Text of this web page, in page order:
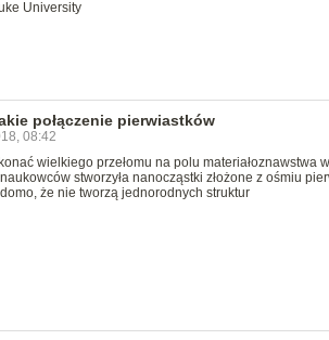
University
połączenie pierwiastków
08:42
wielkiego przełomu na polu materiałoznawstwa
stworzyła nanocząstki złożone z ośmiu
że nie tworzą jednorodnych struktur